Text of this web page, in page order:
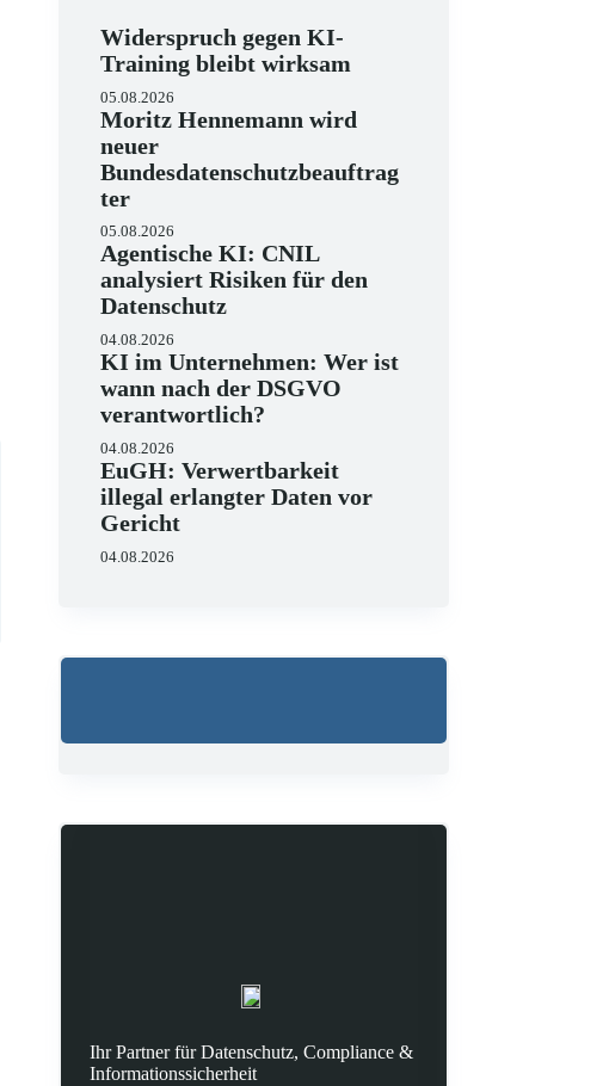
Widerspruch gegen KI-
Training bleibt wirksam
05.08.2026
Moritz Hennemann wird
neuer
Bundesdatenschutzbeauftrag
ter
05.08.2026
Agentische KI: CNIL
analysiert Risiken für den
Datenschutz
04.08.2026
KI im Unternehmen: Wer ist
wann nach der DSGVO
verantwortlich?
04.08.2026
EuGH: Verwertbarkeit
illegal erlangter Daten vor
Gericht
04.08.2026
Ihr Partner für Datenschutz, Compliance &
Informationssicherheit